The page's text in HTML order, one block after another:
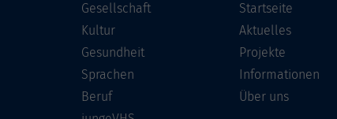
Gesellschaft
Kultur
Gesundheit
Sprachen
Beruf
Startseite
Aktuelles
Projekte
Informationen
Über uns